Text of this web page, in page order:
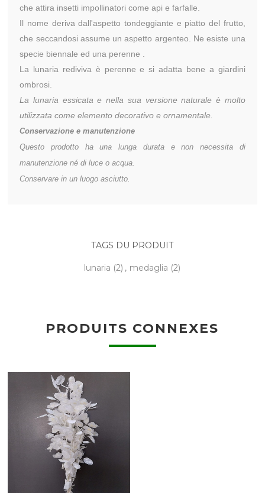
che attira insetti impollinatori come api e farfalle.
Il nome deriva dall'aspetto tondeggiante e piatto del frutto,
che seccandosi assume un aspetto argenteo. Ne esiste una
specie biennale ed una perenne .
La lunaria rediviva è perenne e si adatta bene a giardini
ombrosi.
La lunaria essicata e nella sua versione naturale è molto
utilizzata come elemento decorativo e ornamentale.
Conservazione e manutenzione
Questo prodotto ha una lunga durata e non necessita di
manutenzione né di luce o acqua.
Conservare in un luogo asciutto.
TAGS DU PRODUIT
lunaria (2) , medaglia (2)
PRODUITS CONNEXES